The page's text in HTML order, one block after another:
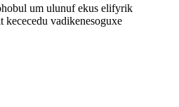
um ulunuf ekus elifyrik
vadikenesoguxe